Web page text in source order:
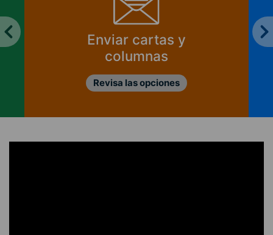
¿Cómo se financia
CIPER?
Ver informes de ingresos